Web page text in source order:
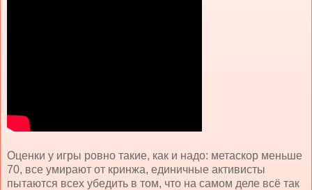
Оценки у игры ровно такие, как и надо: метаскор меньше
70, все умирают от кринжа, единичные активисты
пытаются всех убедить в том, что на самом деле всё так